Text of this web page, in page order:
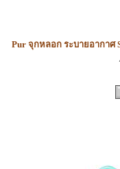
Pur จุกหลอก ระบายอากาศ